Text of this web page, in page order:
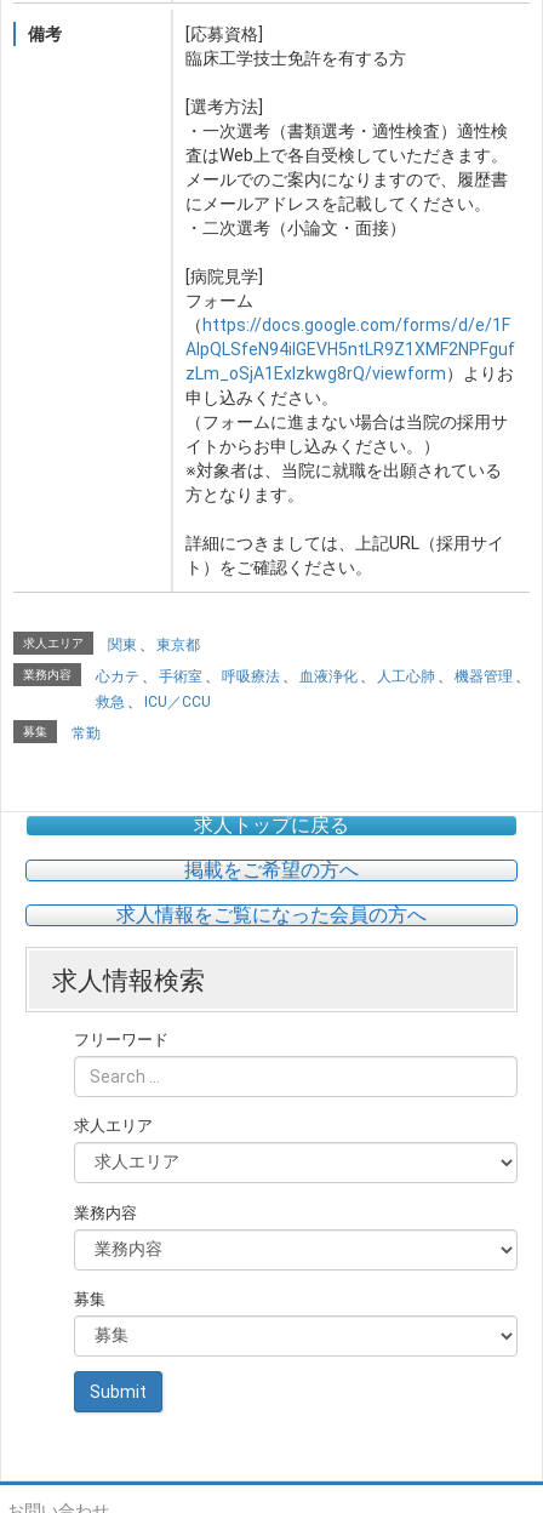
備考
[応募資格]
臨床工学技士免許を有する方
[選考方法]
・一次選考（書類選考・適性検査）適性検
査はWeb上で各自受検していただきます。
メールでのご案内になりますので、履歴書
にメールアドレスを記載してください。
・二次選考（小論文・面接）
[病院見学]
フォーム
（ https://docs.google.com/forms/d/e/1F
AIpQLSfeN94iIGEVH5ntLR9Z1XMF2NPFguf
zLm_oSjA1Exlzkwg8rQ/viewform）よりお
申し込みください。
（フォームに進まない場合は当院の採用サ
イトからお申し込みください。）
※対象者は、当院に就職を出願されている
方となります。
詳細につきましては、上記URL（採用サイ
ト）をご確認ください。
求人エリア 関東 東京都
業務内容 心カテ 手術室 呼吸療法 血液浄化 人工心肺 機器管理
救急
ICU／CCU
募集 常勤
求人トップに戻る
掲載をご希望の方へ
求人情報をご覧になった会員の方へ
求人情報検索
フリーワード
求人エリア
業務内容
募集